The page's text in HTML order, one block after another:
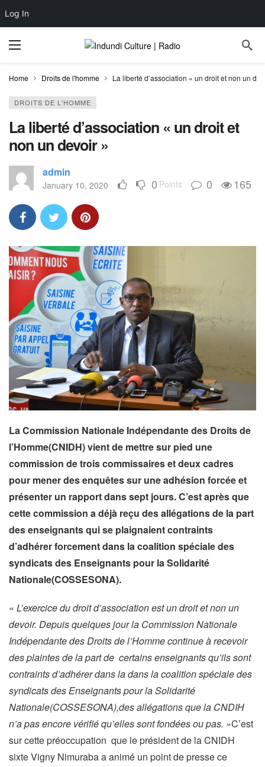
Log In
Home Droits de l'homme La liberté d’association « un droit et non un
DROITS DE L'HOMME
La liberté d’association « un droit et
non un devoir »
admin
January 10, 2020 0 Points 0 165
La Commission Nationale Indépendante des Droits de
l’Homme(CNIDH) vient de mettre sur pied une
commission de trois commissaires et deux cadres
pour mener des enquêtes sur une adhésion forcée et
présenter un rapport dans sept jours. C’est après que
cette commission a déjà reçu des allégations de la part
des enseignants qui se plaignaient contraints
d’adhérer forcement dans la coalition spéciale des
syndicats des Enseignants pour la Solidarité
Nationale(COSSESONA).
« L’exercice du droit d’association est un droit et non un
devoir. Depuis quelques jour la Commission Nationale
Indépendante des Droits de l’Homme continue à recevoir
des plaintes de la part de certains enseignants qu’ils sont
contraints d’adhérer dans la dans la coalition spéciale des
syndicats des Enseignants pour la Solidarité
Nationale(COSSESONA),des allégations que la CNDIH
n’a pas encore vérifié qu’elles sont fondées ou pas. »C’est
sur cette préoccupation que le président de la CNIDH
sixte Vigny Nimuraba a animé un point de presse ce